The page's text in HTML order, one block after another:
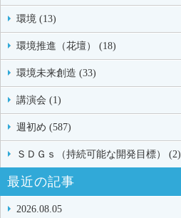
環境 (13)
環境推進（花壇） (18)
環境未来創造 (33)
講演会 (1)
週初め (587)
ＳＤＧｓ（持続可能な開発目標） (2)
最近の記事
2026.08.05